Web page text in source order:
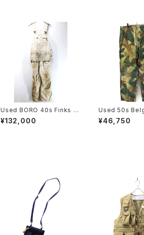
Used BORO 40s Finks W
hite Cotton Double Knee
Apron Over All Pants Siz
¥132,000
Used 50s
Stroke Camo
nts Size W38
¥46,750